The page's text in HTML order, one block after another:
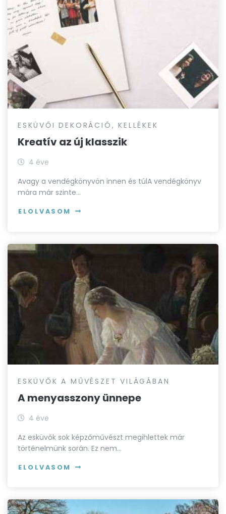
ESKÜVŐI DEKORÁCIÓ, KELLÉKEK
Kreatív az új klasszik
4 éve
Avagy a vendégkönyvön innen és túlA vendégkönyv
mára már szinte…
ELOLVASOM
ESKÜVŐK A MŰVÉSZET VILÁGÁBAN
A menyasszony ünnepe
4 éve
Az esküvők sok képzőművészt megihlettek már
történelmünk során. Ez nem…
ELOLVASOM